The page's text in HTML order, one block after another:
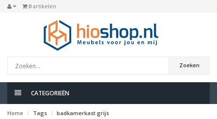
0 artikelen
Zoeken
CATEGORIEËN
Home Tags badkamerkast grijs